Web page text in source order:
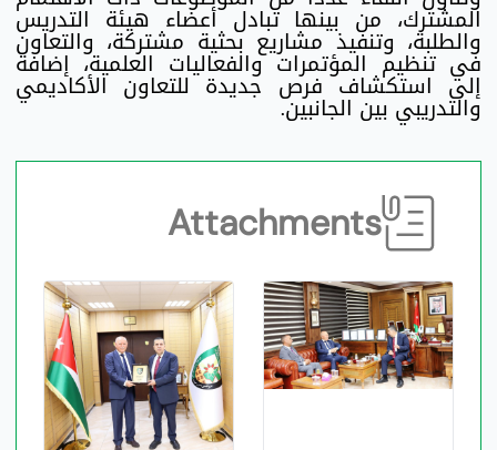
المشترك، من بينها تبادل أعضاء هيئة التدريس
والطلبة، وتنفيذ مشاريع بحثية مشتركة، والتعاون
في تنظيم المؤتمرات والفعاليات العلمية، إضافة
إلى استكشاف فرص جديدة للتعاون الأكاديمي
والتدريبي بين الجانبين.
Attachments